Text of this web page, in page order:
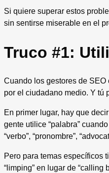
Si quiere superar estos
sin sentirse miserable en el
Truco #1:
Cuando los gestores de
por el ciudadano medio. Y tú
En primer lugar, hay que
gente utilice “palabra”
“verbo”, “pronombre”,
Pero para temas específicos
“limping” en lugar de “calling